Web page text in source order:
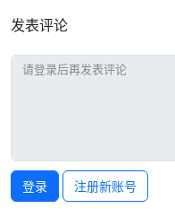
发表评论
登录 注册新账号